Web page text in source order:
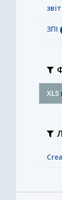
звіт
ЗПІ
XLS